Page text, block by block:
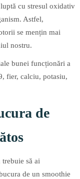
cu stresul oxidativ
Astfel,
se mențin mai
nostru.
bunei funcționări a
fier, calciu, potasiu,
de
trebuie să ai
de un smoothie